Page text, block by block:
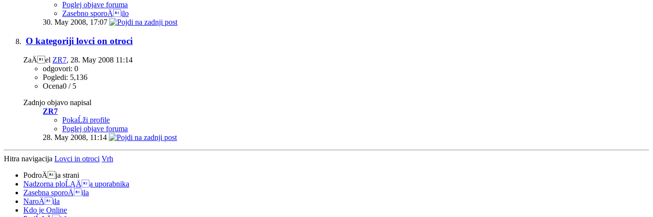
Poglej objave foruma
Zasebno sporoÄilo
30. May 2008, 17:07
O kategoriji lovci on otroci
ZaÄel ZR7‎, 28. May 2008 11:14
odgovori: 0
Pogledi: 5,136
Ocena0 / 5
Zadnjo objavo napisal
ZR7
PokaĹži profile
Poglej objave foruma
28. May 2008, 11:14
Hitra navigacija Lovci in otroci Vrh
PodroÄja strani
Nadzorna ploĹĄÄa uporabnika
Zasebna sporoÄila
NaroÄila
Kdo je Online